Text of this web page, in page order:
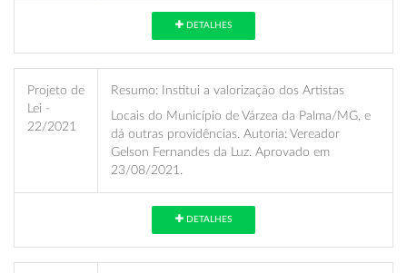
DETALHES
Projeto de
Lei -
22/2021
Resumo: Institui a valorização dos Artistas
Locais do Município de Várzea da Palma/MG, e
dá outras providências. Autoria: Vereador
Gelson Fernandes da Luz. Aprovado em
23/08/2021.
DETALHES